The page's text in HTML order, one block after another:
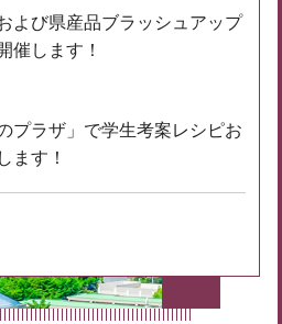
よび県産品ブラッシュアップ
催します！
プラザ」で学生考案レシピお
ます！